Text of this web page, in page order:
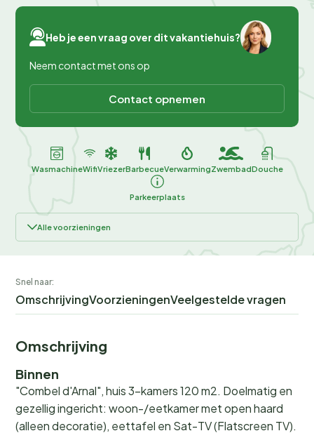
Heb je een vraag over dit vakantiehuis?
Neem contact met ons op
Contact opnemen
WasmachineWifiVriezerBarbecueVerwarmingZwembadDouche
Parkeerplaats
Alle voorzieningen
Snel naar:
OmschrijvingVoorzieningenVeelgestelde vragen
Omschrijving
Binnen
"Combel d'Arnal", huis 3-kamers 120 m2. Doelmatig en
gezellig ingericht: woon-/eetkamer met open haard
(alleen decoratie), eettafel en Sat-TV (Flatscreen TV).